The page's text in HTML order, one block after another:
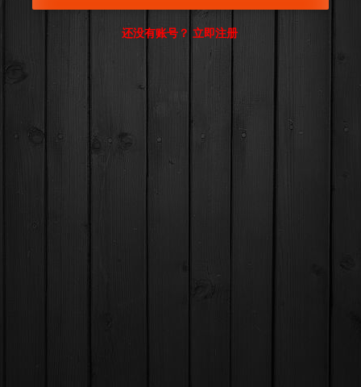
还没有账号？ 立即注册